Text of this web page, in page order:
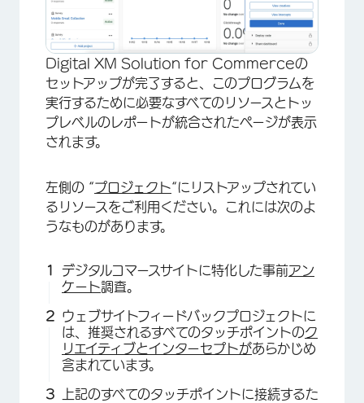
×
Digital XM Solution for Commerceの
セットアップが完了すると、このプログラムを
実行するために必要なすべてのリソースとトッ
プレベルのレポートが統合されたページが表示
されます。
左側の “プロジェクト“にリストアップされてい
るリソースをご利用ください。これには次のよ
うなものがあります。
デジタルコマースサイトに特化した事前アン
ケート調査。
ウェブサイトフィードバックプロジェクトに
は、推奨されるすべてのタッチポイントのク
リエイティブとインターセプトがあらかじめ
含まれています。
上記のすべてのタッチポイントに接続するた